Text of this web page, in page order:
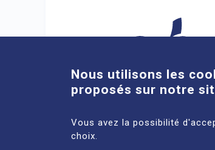
Nous utilisons les
proposés sur notre
Vous avez la possibilité
choix.